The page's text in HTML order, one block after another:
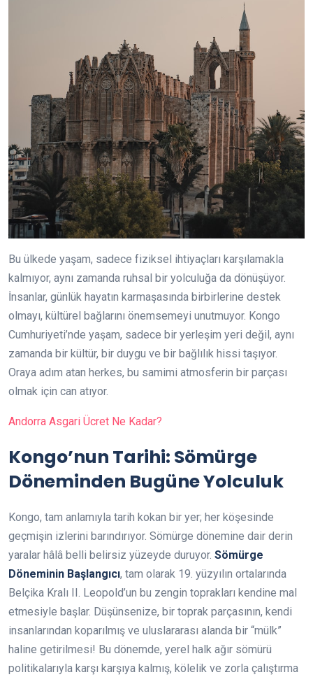
Bu ülkede yaşam, sadece fiziksel ihtiyaçları karşılamakla
kalmıyor, aynı zamanda ruhsal bir yolculuğa da dönüşüyor.
İnsanlar, günlük hayatın karmaşasında birbirlerine destek
olmayı, kültürel bağlarını önemsemeyi unutmuyor. Kongo
Cumhuriyeti’nde yaşam, sadece bir yerleşim yeri değil, aynı
zamanda bir kültür, bir duygu ve bir bağlılık hissi taşıyor.
Oraya adım atan herkes, bu samimi atmosferin bir parçası
olmak için can atıyor.
Andorra Asgari Ücret Ne Kadar?
Kongo’nun Tarihi: Sömürge
Döneminden Bugüne Yolculuk
Kongo, tam anlamıyla tarih kokan bir yer; her köşesinde
geçmişin izlerini barındırıyor. Sömürge dönemine dair derin
yaralar hâlâ belli belirsiz yüzeyde duruyor. Sömürge
Döneminin Başlangıcı, tam olarak 19. yüzyılın ortalarında
Belçika Kralı II. Leopold’un bu zengin toprakları kendine mal
etmesiyle başlar. Düşünsenize, bir toprak parçasının, kendi
insanlarından koparılmış ve uluslararası alanda bir “mülk”
haline getirilmesi! Bu dönemde, yerel halk ağır sömürü
politikalarıyla karşı karşıya kalmış, kölelik ve zorla çalıştırma